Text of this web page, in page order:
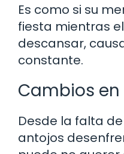
Es como si su
fiesta mientras
descansar,
constante.
Cambios
Desde la falta
antojos